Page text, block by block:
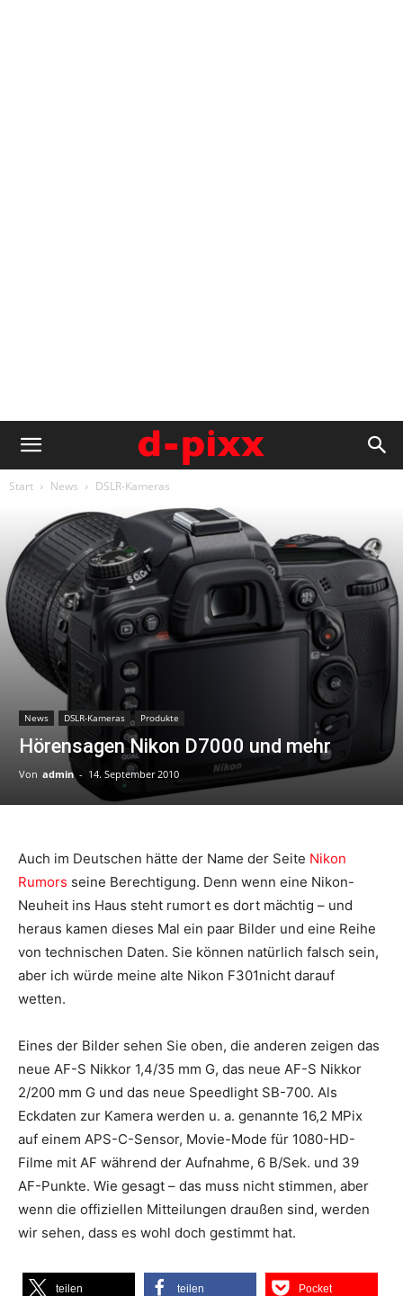
Start News DSLR-Kameras
News DSLR-Kameras Produkte
Hörensagen Nikon D7000 und mehr
Von admin - 14. September 2010
Auch im Deutschen hätte der Name der Seite Nikon
Rumors seine Berechtigung. Denn wenn eine Nikon-
Neuheit ins Haus steht rumort es dort mächtig – und
heraus kamen dieses Mal ein paar Bilder und eine Reihe
von technischen Daten. Sie können natürlich falsch sein,
aber ich würde meine alte Nikon F301nicht darauf
wetten.
Eines der Bilder sehen Sie oben, die anderen zeigen das
neue AF-S Nikkor 1,4/35 mm G, das neue AF-S Nikkor
2/200 mm G und das neue Speedlight SB-700. Als
Eckdaten zur Kamera werden u. a. genannte 16,2 MPix
auf einem APS-C-Sensor, Movie-Mode für 1080-HD-
Filme mit AF während der Aufnahme, 6 B/Sek. und 39
AF-Punkte. Wie gesagt – das muss nicht stimmen, aber
wenn die offiziellen Mitteilungen draußen sind, werden
wir sehen, dass es wohl doch gestimmt hat.
teilen teilen Pocket